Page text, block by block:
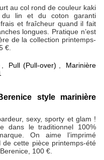
au col rond de couleur kaki
du lin et du coton garanti
et fraîcheur quand il fait
longues. Pratique n’est
de la collection printemps-
€.
Pull (Pull-over)
Marinière
style marinière
sexy, sporty et glam !
dans le traditionnel 100%
On aime l’imprimé
de cette pièce printemps-été
100 €.